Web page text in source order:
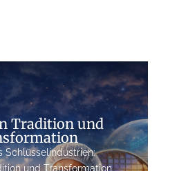
Tradition und
Schlüsselindustrien:
und Transformation